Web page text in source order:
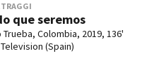
que seremos
Colombia, 2019, 136'
(Spain)